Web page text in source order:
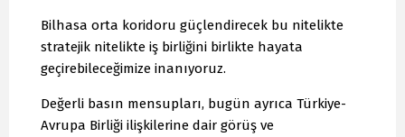
Bilhasa orta koridoru güçlendirecek bu nitelikte
stratejik nitelikte iş birliğini birlikte hayata
geçirebileceğimize inanıyoruz.
Değerli basın mensupları, bugün ayrıca Türkiye-
Avrupa Birliği ilişkilerine dair görüş ve